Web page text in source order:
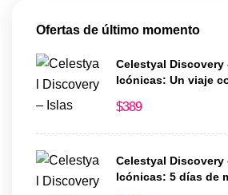
Ofertas de último momento
Celestyal Discovery
Icónicas: Un viaje
$389
Celestyal Discovery
Icónicas: 5 días de